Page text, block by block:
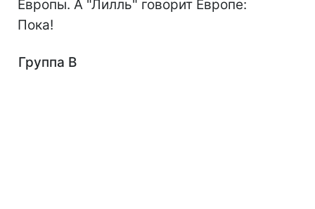
Европы. А "Лилль" говорит Европе:
Пока!
Группа B